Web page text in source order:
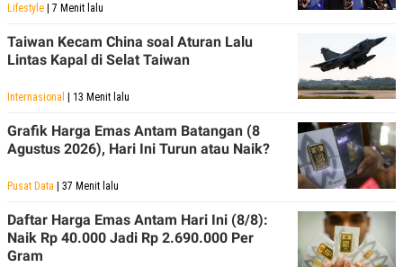
Lifestyle | 7 Menit lalu
Taiwan Kecam China soal Aturan Lalu
Lintas Kapal di Selat Taiwan
Internasional | 13 Menit lalu
Grafik Harga Emas Antam Batangan (8
Agustus 2026), Hari Ini Turun atau Naik?
Pusat Data | 37 Menit lalu
Daftar Harga Emas Antam Hari Ini (8/8):
Naik Rp 40.000 Jadi Rp 2.690.000 Per
Gram